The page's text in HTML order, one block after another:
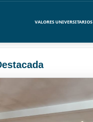
VALORES UNIVERSITARIOS